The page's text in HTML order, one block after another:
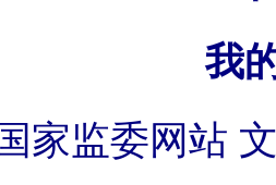
我
家监委网站